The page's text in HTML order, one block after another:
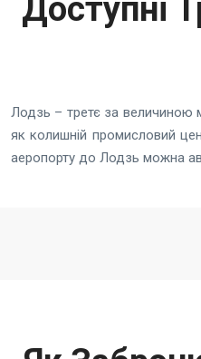
Доступні
Лодзь – третє за величиною
як колишній промисловий
аеропорту до Лодзь можна